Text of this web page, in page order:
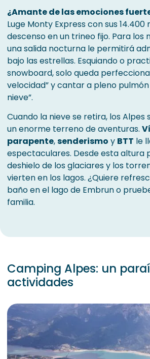
¿Amante de las emociones
Luge Monty Express con sus
descenso en un trineo fijo. Para los
una salida nocturna le permitirá
bajo las estrellas. Esquiando o
snowboard, solo queda
velocidad” y cantar a pleno pulmón
nieve”.
Cuando la nieve se retira, los Alpes
un enorme terreno de aventuras.
parapente,senderismo y BTT le
espectaculares. Desde esta altura
deshielo de los glaciares y los
vierten en los lagos. ¿Quiere
baño en el lago de Embrun o
familia.
Camping Alpes: un
actividades